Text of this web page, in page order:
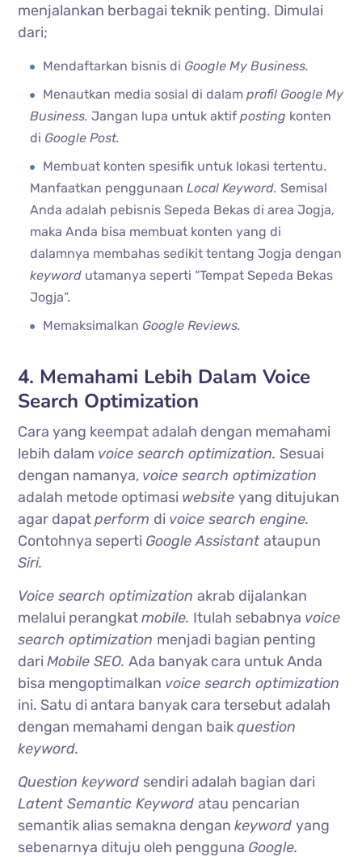
menjalankan berbagai teknik penting. Dimulai
dari;
Mendaftarkan bisnis di Google My Business.
Menautkan media sosial di dalamprofil Google My
Business. Jangan lupa untuk aktifposting konten
di Google Post.
Membuat konten spesifik untuk lokasi tertentu.
Manfaatkan penggunaanLocal Keyword.Semisal
Anda adalah pebisnis Sepeda Bekas di area Jogja,
maka Anda bisa membuat konten yang di
dalamnya membahas sedikit tentang Jogja dengan
keyword utamanya seperti “Tempat Sepeda Bekas
Jogja”.
Memaksimalkan Google Reviews.
4. Memahami Lebih Dalam Voice
Search Optimization
Cara yang keempat adalah dengan memahami
lebih dalam voice search optimization. Sesuai
dengan namanya, voice search optimization
adalah metode optimasi websiteyang ditujukan
agar dapatperform di voice search engine.
Contohnya seperti Google Assistantataupun
Siri.
Voice search optimizationakrab dijalankan
melalui perangkatmobile. Itulah sebabnya voice
search optimization menjadi bagian penting
dariMobile SEO.Ada banyak cara untuk Anda
bisa mengoptimalkan voice search optimization
ini. Satu di antara banyak cara tersebut adalah
dengan memahami dengan baikquestion
keyword.
Question keyword sendiri adalah bagian dari
Latent Semantic Keywordatau pencarian
semantik alias semakna dengankeywordyang
sebenarnya dituju oleh pengguna Google.